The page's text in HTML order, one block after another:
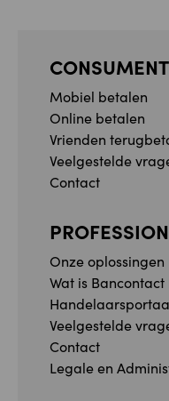
CONSUMENT
Mobiel betalen
Online betalen
Vrienden
Veelgestelde
Contact
Onze oplossingen
Wat is Bancontact
Veelgestelde
Contact
Legale en